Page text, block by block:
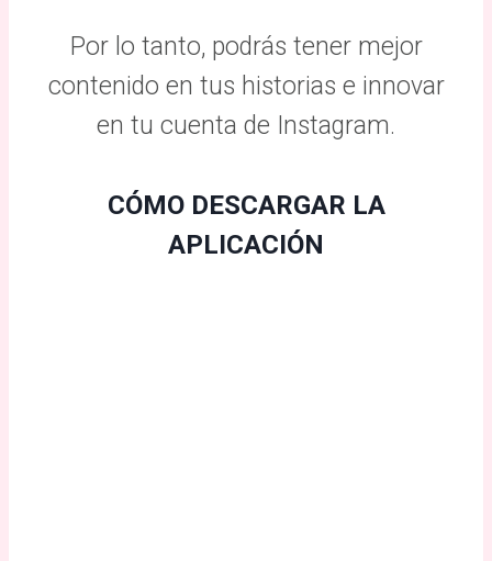
Por lo tanto, podrás tener mejor
contenido en tus historias e innovar
en tu cuenta de Instagram.
CÓMO DESCARGAR LA
APLICACIÓN